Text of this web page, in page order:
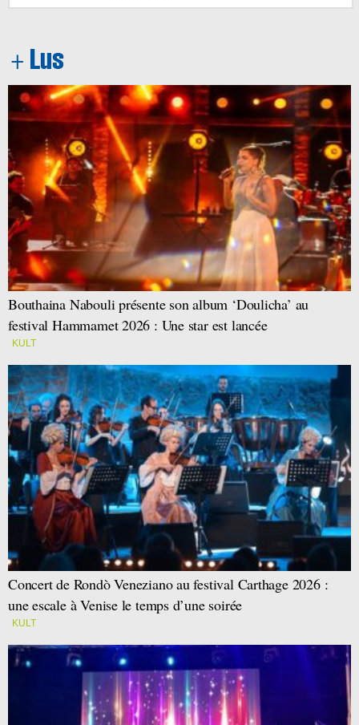
Bouthaina Nabouli présente son album ‘Doulicha’ au
festival Hammamet 2026 : Une star est lancée
KULT
Concert de Rondò Veneziano au festival Carthage 2026 :
une escale à Venise le temps d’une soirée
KULT